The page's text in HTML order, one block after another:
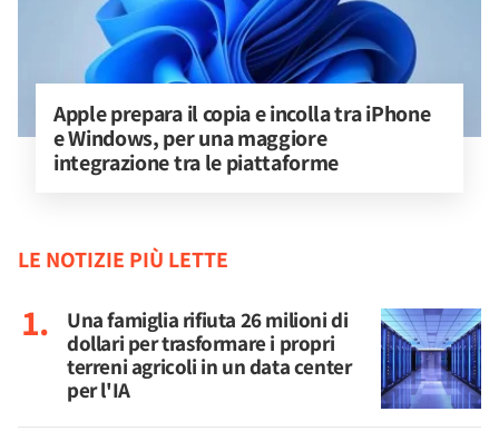
Apple prepara il copia e incolla tra iPhone
e Windows, per una maggiore
integrazione tra le piattaforme
LE NOTIZIE PIÙ LETTE
Una famiglia rifiuta 26 milioni di
dollari per trasformare i propri
terreni agricoli in un data center
per l'IA